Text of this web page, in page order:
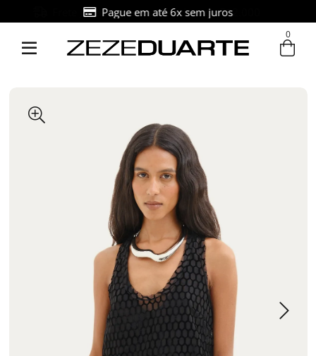
Entre com email ou cpf/cnpj
Pague em até 6x sem juros
0